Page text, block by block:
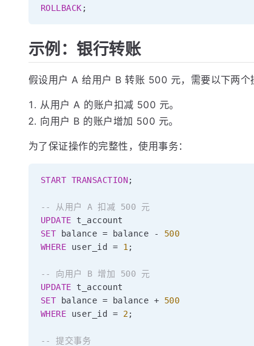
ROLLBACK ;
示例：银行转账
假设用户 A 给用户 B 转账 500 元，需要以下两个
从用户 A 的账户扣减 500 元。
向用户 B 的账户增加 500 元。
为了保证操作的完整性，使用事务：
START TRANSACTION;
-- 从用户 A 扣减 500 元
UPDATE
SET balance = balance -
500
WHERE user_id = 1 ;
-- 向用户 B 增加 500 元
UPDATE
SET balance = balance +
500
WHERE user_id = 2;
-- 提交事务